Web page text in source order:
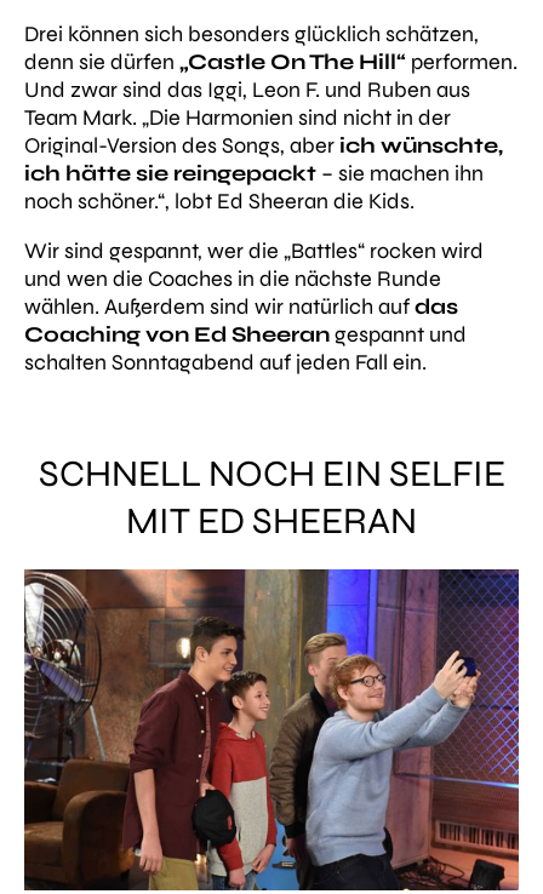
Drei können sich besonders glücklich schätzen,
denn sie dürfen „Castle On The Hill“ performen.
Und zwar sind das Iggi, Leon F. und Ruben aus
Team Mark. „Die Harmonien sind nicht in der
Original-Version des Songs, aber ich wünschte,
ich hätte sie reingepackt – sie machen ihn
noch schöner.“, lobt Ed Sheeran die Kids.
Wir sind gespannt, wer die „Battles“ rocken wird
und wen die Coaches in die nächste Runde
wählen. Außerdem sind wir natürlich aufdas
Coaching von Ed Sheerangespannt und
schalten Sonntagabend auf jeden Fall ein.
SCHNELL NOCH EIN SELFIE
MIT ED SHEERAN